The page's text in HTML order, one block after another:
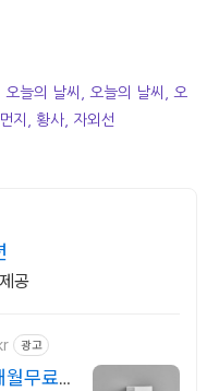
늘의 날씨, 오늘의 날씨, 오
지, 황사, 자외선
공
광고
월무료,